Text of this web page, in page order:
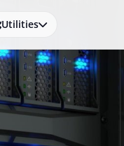
Utilities